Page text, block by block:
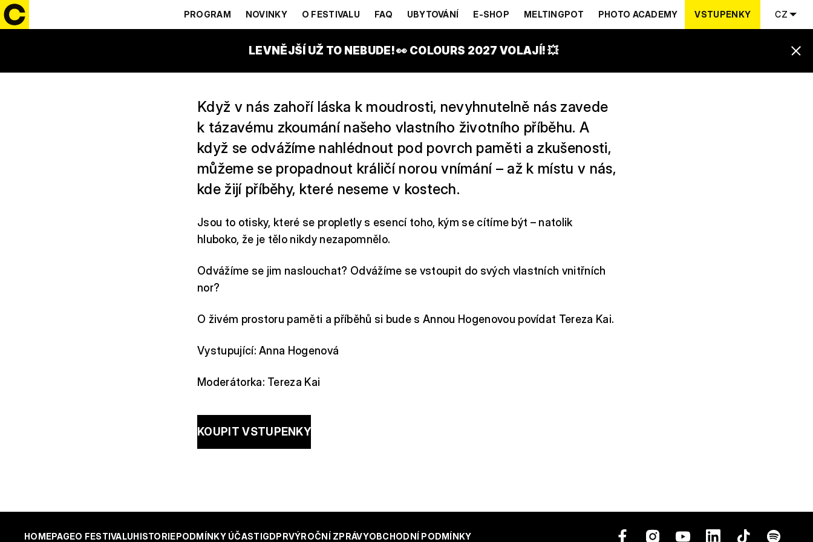
PROGRAM NOVINKY O FESTIVALU FAQ UBYTOVÁNÍ E-SHOP MELTINGPOT PHOTO ACADEMY VSTUPENKY CZ
LEVNĚJŠÍ UŽ TO NEBUDE! 👀 COLOURS 2027 VOLAJÍ! 💥
V KOSTECH
Když v nás zahoří láska k moudrosti, nevyhnutelně nás zavede
k tázavému zkoumání našeho vlastního životního příběhu. A
když se odvážíme nahlédnout pod povrch paměti a zkušenosti,
můžeme se propadnout králičí norou vnímání – až k místu v nás,
kde žijí příběhy, které neseme v kostech.
Jsou to otisky, které se propletly s esencí toho, kým se cítíme být – natolik
hluboko, že je tělo nikdy nezapomnělo.
Odvážíme se jim naslouchat? Odvážíme se vstoupit do svých vlastních vnitřních
nor?
O živém prostoru paměti a příběhů si bude s Annou Hogenovou povídat Tereza Kai.
Vystupující: Anna Hogenová
Moderátorka: Tereza Kai
KOUPIT VSTUPENKY
HOMEPAGEO FESTIVALUHISTORIEPODMÍNKY ÚČASTIGDPRVÝROČNÍ ZPRÁVYOBCHODNÍ PODMÍNKY